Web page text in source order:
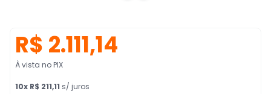
R$ 2.111,14
À vista no PIX
10x R$ 211,11 s/ juros